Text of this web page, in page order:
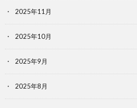
2025年11月
2025年10月
2025年9月
2025年8月